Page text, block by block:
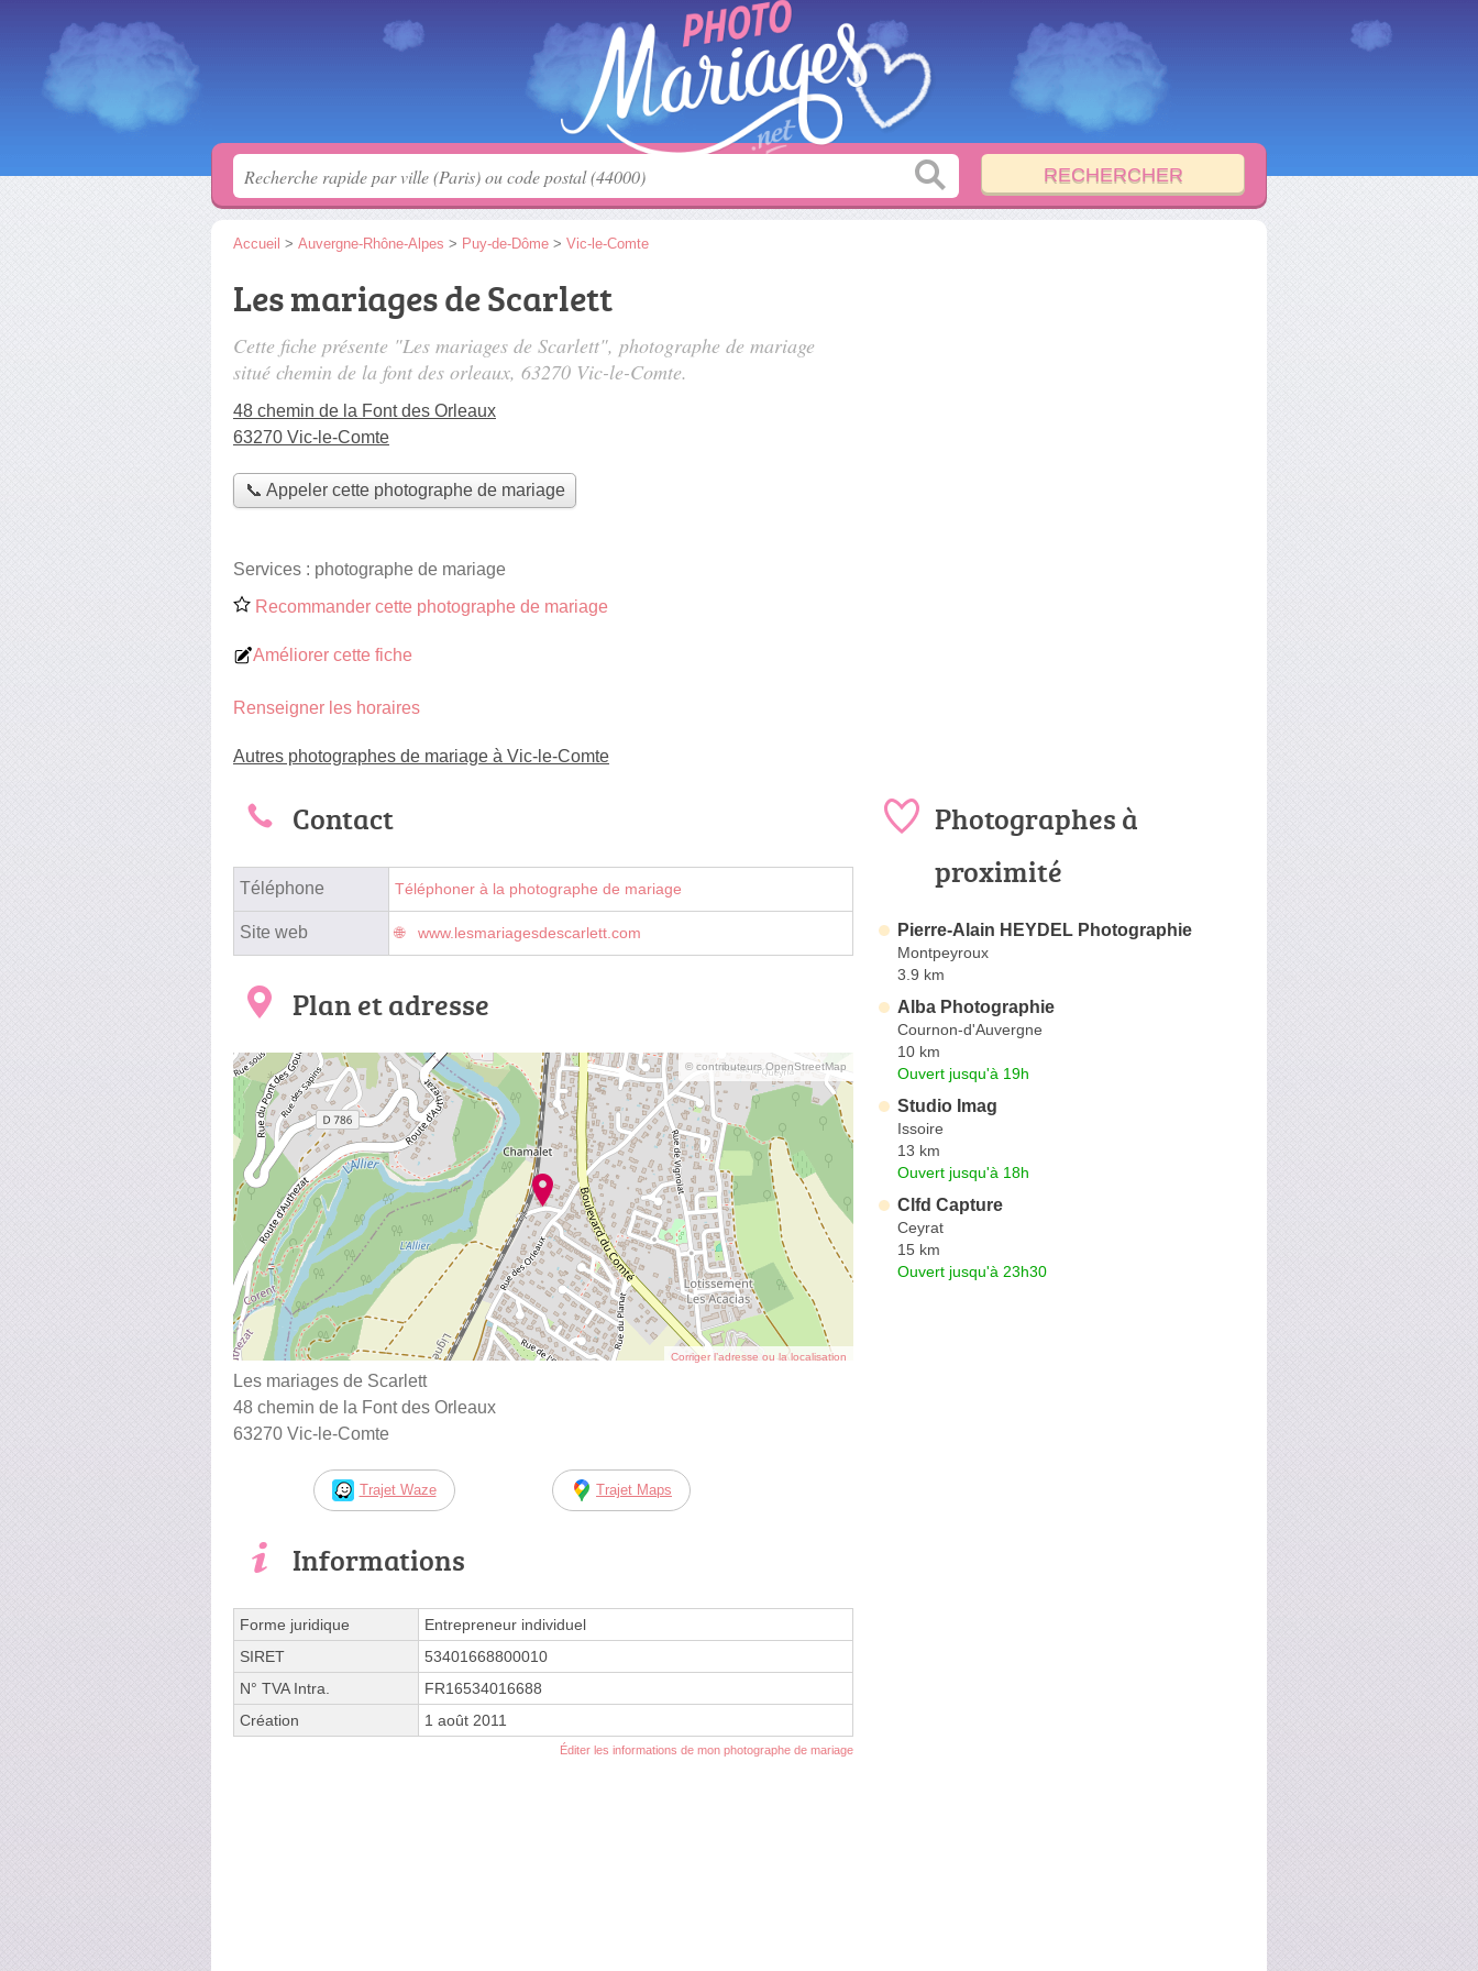
Accueil > Auvergne-Rhône-Alpes > Puy-de-Dôme > Vic-le-Comte
Les mariages de Scarlett
Cette fiche présente "Les mariages de Scarlett", photographe de mariage
situé chemin de la font des orleaux, 63270 Vic-le-Comte.
48 chemin de la Font des Orleaux
63270 Vic-le-Comte
📞 Appeler cette photographe de mariage
Services : photographe de mariage
Recommander cette photographe de mariage
Améliorer cette fiche
Renseigner les horaires
Autres photographes de mariage à Vic-le-Comte
Contact
Téléphone Téléphoner à la photographe de mariage
Site web www.lesmariagesdescarlett.com
Plan et adresse
© contributeurs OpenStreetMap
Corriger l’adresse ou la localisation
Les mariages de Scarlett
48 chemin de la Font des Orleaux
63270 Vic-le-Comte
Trajet Waze Trajet Maps
Informations
Forme juridique
Entrepreneur individuel
SIRET
53401668800010
N° TVA Intra.
FR16534016688
Création
1 août 2011
Éditer les informations de mon photographe de mariage
Photographes à
proximité
Pierre-Alain HEYDEL Photographie
Montpeyroux
3.9 km
Alba Photographie
Cournon-d'Auvergne
10 km
Ouvert jusqu'à 19h
Studio Imag
Issoire
13 km
Ouvert jusqu'à 18h
Clfd Capture
Ceyrat
15 km
Ouvert jusqu'à 23h30